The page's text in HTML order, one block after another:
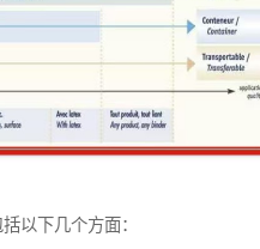
以下几个方面：